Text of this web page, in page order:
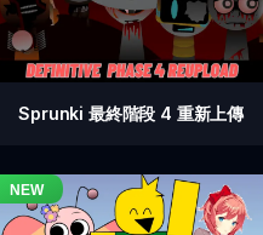
Sprunki 最終階段 4 重新上傳